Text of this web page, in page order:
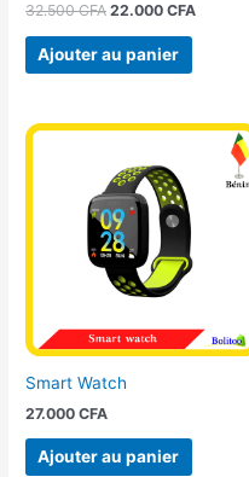
32.500CFA 22.000CFA
Ajouter au panier
Smart Watch
27.000CFA
Ajouter au panier